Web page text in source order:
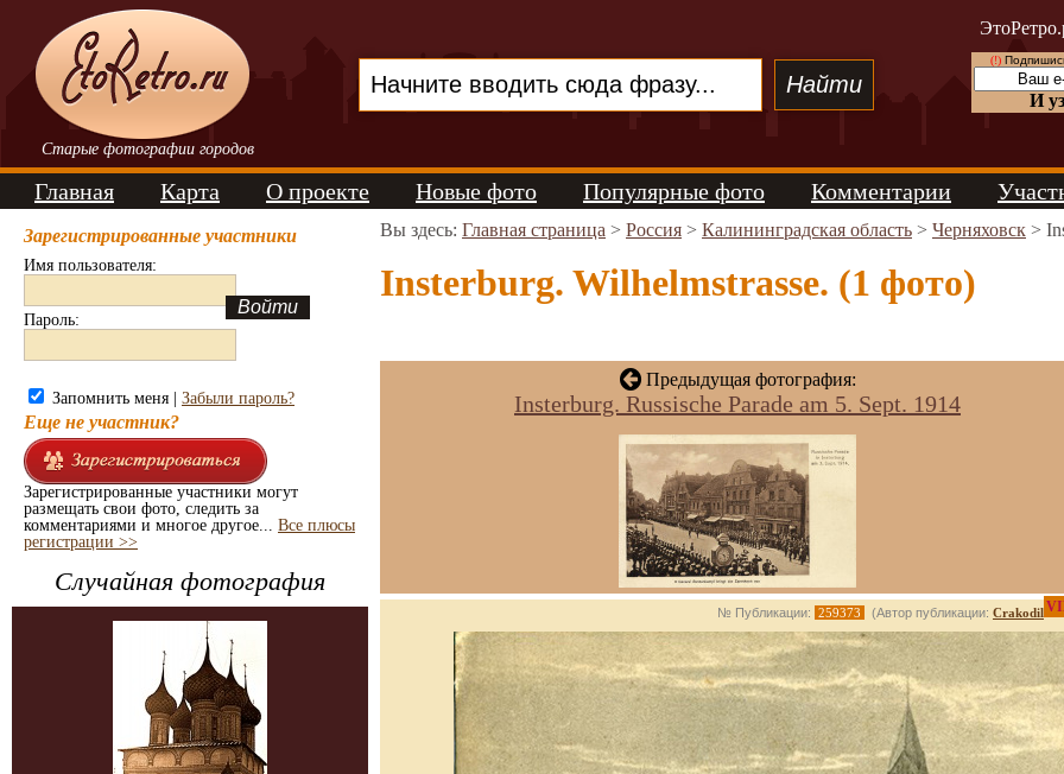
Старые фотографии городов
(!)
И
Главная Карта О проекте Новые фото Популярные фото Комментарии
Зарегистрированные участники
Имя пользователя:
Пароль:
Запомнить меня | Забыли пароль?
Еще не участник?
Зарегистрированные участники могут
размещать свои фото, следить за
комментариями и многое другое... Все плюсы
регистрации >>
Случайная фотография
Вы здесь: Главная страница > Россия > Калининградская область > Черняховск >
Insterburg. Wilhelmstrasse. (1 фото)
Предыдущая фотография:
Insterburg. Russische Parade am 5. Sept. 1914
№ Публикации: 259373 (Автор публикации: Crakodil